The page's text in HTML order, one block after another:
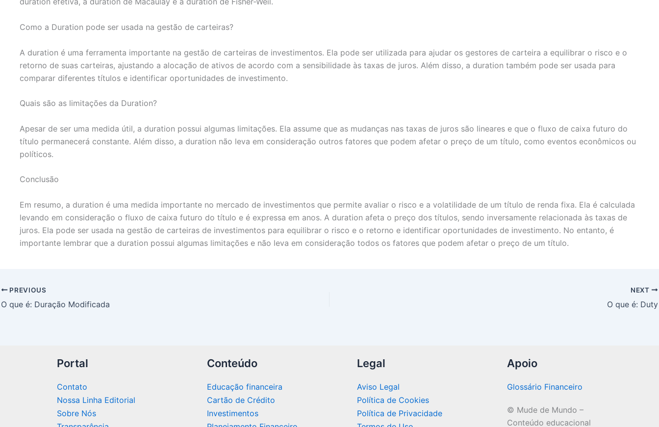
Como a Duration pode ser usada na gestão de carteiras?
A duration é uma ferramenta importante na gestão de carteiras de investimentos. Ela pode ser utilizada para ajudar os gestores de carteira a equilibrar o risco e o
retorno de suas carteiras, ajustando a alocação de ativos de acordo com a sensibilidade às taxas de juros. Além disso, a duration também pode ser usada para
comparar diferentes títulos e identificar oportunidades de investimento.
Quais são as limitações da Duration?
Apesar de ser uma medida útil, a duration possui algumas limitações. Ela assume que as mudanças nas taxas de juros são lineares e que o fluxo de caixa futuro do
título permanecerá constante. Além disso, a duration não leva em consideração outros fatores que podem afetar o preço de um título, como eventos econômicos ou
políticos.
Conclusão
Em resumo, a duration é uma medida importante no mercado de investimentos que permite avaliar o risco e a volatilidade de um título de renda fixa. Ela é calculada
levando em consideração o fluxo de caixa futuro do título e é expressa em anos. A duration afeta o preço dos títulos, sendo inversamente relacionada às taxas de
juros. Ela pode ser usada na gestão de carteiras de investimentos para equilibrar o risco e o retorno e identificar oportunidades de investimento. No entanto, é
importante lembrar que a duration possui algumas limitações e não leva em consideração todos os fatores que podem afetar o preço de um título.
PREVIOUS
O que é: Duração Modificada
NEXT
O que é: Duty
Portal
Contato
Nossa Linha Editorial
Sobre Nós
Conteúdo
Educação financeira
Cartão de Crédito
Investimentos
Legal
Aviso Legal
Política de Cookies
Política de Privacidade
Apoio
Glossário Financeiro
© Mude de Mundo –
Conteúdo educacional